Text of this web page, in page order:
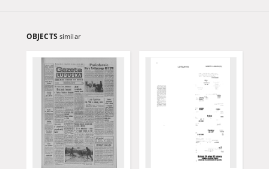
OBJECTS similar